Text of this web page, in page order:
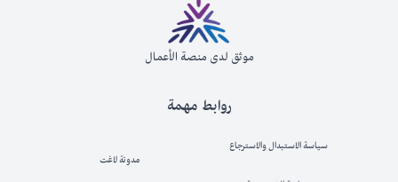
روابط مهمة
سياسة الاستبدال والاسترجاع
مدونة لاغت
موثق لدى منصة الأعمال